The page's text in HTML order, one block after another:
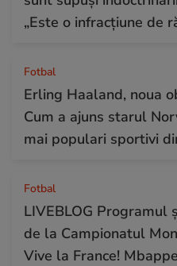
„Este o infracțiune de
Fotbal
Erling Haaland, noua
Cum a ajuns starul
mai populari sportivi
Fotbal
LIVEBLOG
de la Campionatul
Vive la France!